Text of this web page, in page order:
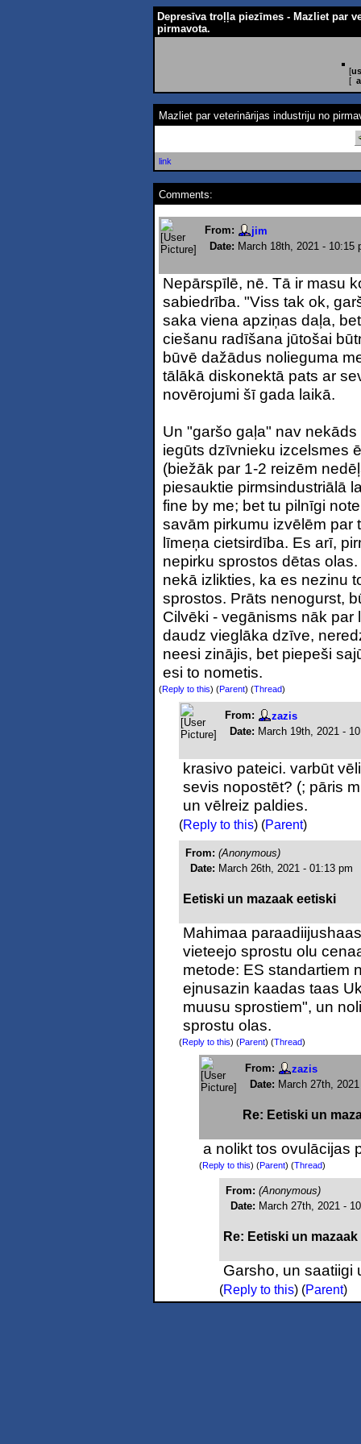
Depresīva troļļa piezīmes - Mazliet par
pirmavota.
[
[
Mazliet par veterinārijas industriju no
link
Comments:
From:
jim
Date: March 18th, 2021 - 10:15
Nepārspīlē, nē. Tā ir masu
sabiedrība. "Viss tak ok,
saka viena apziņas daļa,
ciešanu radīšana jūtošai
būvē dažādus nolieguma
tālākā diskonektā pats ar
novērojumi šī gada laikā.
Un "garšo gaļa" nav
iegūts dzīvnieku izcelsmes
(biežāk par 1-2 reizēm
piesauktie pirmsindustriālā
fine by me; bet tu pilnīgi
savām pirkumu izvēlēm par
līmeņa cietsirdība. Es arī,
nepirku sprostos dētas
nekā izlikties, ka es nezinu
sprostos. Prāts nenogurst,
Cilvēki - vegānisms nāk par
daudz vieglāka dzīve,
neesi zinājis, bet piepeši
esi to nometis.
(Reply to this) (Parent) (Thread)
From:
zazis
Date: March 19th, 2021 -
krasivo pateici. varbūt
sevis nopostēt? (; pāris
un vēlreiz paldies.
(Reply to this) (Parent)
From: (Anonymous)
Date: March 26th, 2021 - 01:13 pm
Eetiski un mazaak eetiski
Mahimaa
vieteejo sprostu olu
metode: ES standartiem
ejnusazin kaadas taas
muusu sprostiem", un
sprostu olas.
(Reply to this) (Parent) (Thread)
From:
zazis
Date: March 27th,
Re: Eetiski un
a nolikt tos ovulācijas
(Reply to this) (Parent) (Thread)
From: (Anonymous)
Date: March 27th, 2021 -
Re: Eetiski un
Garsho, un saatiigi
(Reply to this) (Parent)